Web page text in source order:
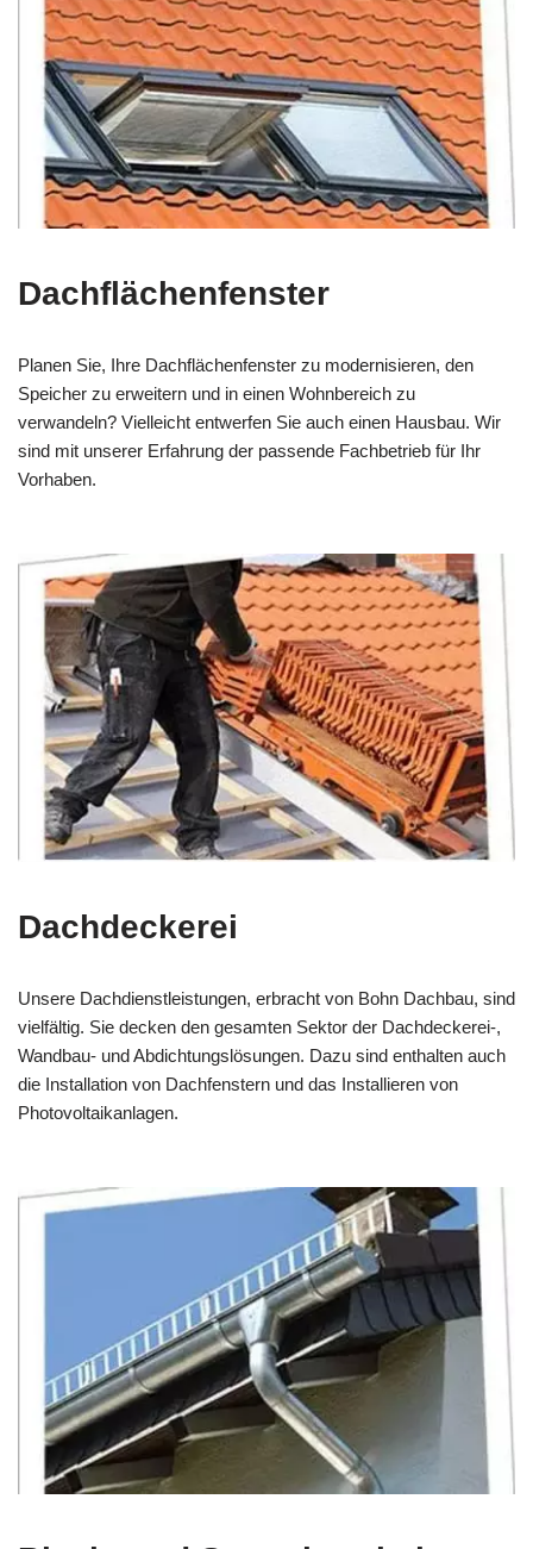
Dachflächenfenster
Planen Sie, Ihre Dachflächenfenster zu modernisieren, den
Speicher zu erweitern und in einen Wohnbereich zu
verwandeln? Vielleicht entwerfen Sie auch einen Hausbau. Wir
sind mit unserer Erfahrung der passende Fachbetrieb für Ihr
Vorhaben.
Dachdeckerei
Unsere Dachdienstleistungen, erbracht von Bohn Dachbau, sind
vielfältig. Sie decken den gesamten Sektor der Dachdeckerei-,
Wandbau- und Abdichtungslösungen. Dazu sind enthalten auch
die Installation von Dachfenstern und das Installieren von
Photovoltaikanlagen.